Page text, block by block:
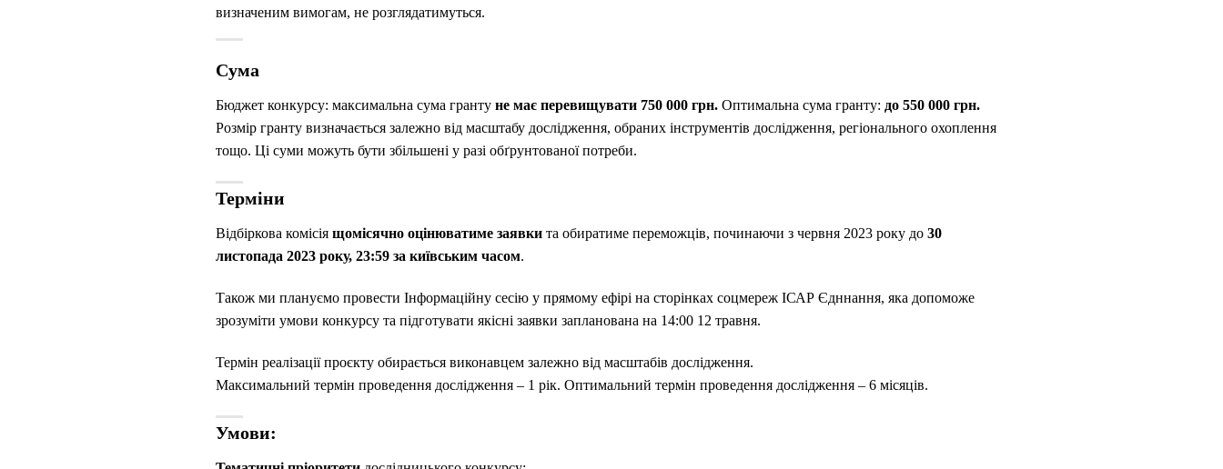
визначеним вимогам, не розглядатимуться.
Сума
Бюджет конкурсу: максимальна сума гранту не має перевищувати 750 000 грн. Оптимальна сума гранту: до 550 000 грн.
Розмір гранту визначається залежно від масштабу дослідження, обраних інструментів дослідження, регіонального охоплення
тощо. Ці суми можуть бути збільшені у разі обґрунтованої потреби.
Терміни
Відбіркова комісія щомісячно оцінюватиме заявки та обиратиме переможців, починаючи з червня 2023 року до 30
листопада 2023 року, 23:59 за київським часом.
Також ми плануємо провести Інформаційну сесію у прямому ефірі на сторінках соцмереж ІСАР Єдннання, яка допоможе
зрозуміти умови конкурсу та підготувати якісні заявки запланована на 14:00 12 травня.
Термін реалізації проєкту обирається виконавцем залежно від масштабів дослідження.
Максимальний термін проведення дослідження – 1 рік. Оптимальний термін проведення дослідження – 6 місяців.
Умови: